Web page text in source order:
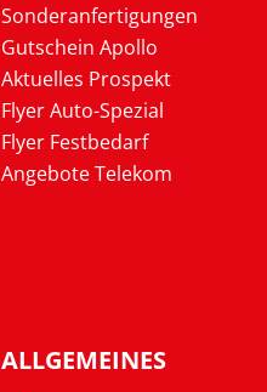
Sonderanfertigungen
Gutschein Apollo
Aktuelles Prospekt
Flyer Auto-Spezial
Flyer Festbedarf
Angebote Telekom
ALLGEMEINES